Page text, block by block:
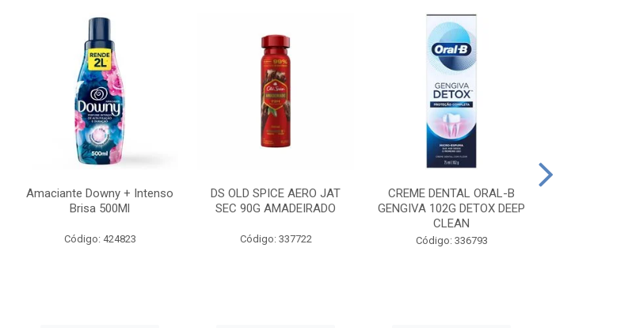
Amaciante Downy + Intenso
Brisa 500Ml
Código: 424823
DS OLD SPICE AERO JAT
SEC 90G AMADEIRADO
Código: 337722
CREME DENTAL ORAL-B
GENGIVA 102G DETOX DEEP
CLEAN
Código: 336793